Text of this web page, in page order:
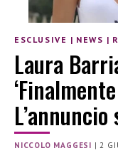
ESCLUSIVE | NEWS |
Laura
NICCOLO MAGGESI |2